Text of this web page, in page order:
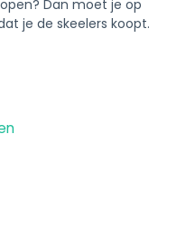
Dan moet je op
je de skeelers koopt.